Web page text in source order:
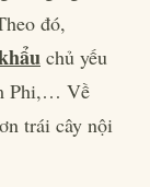
đó,
chủ yếu
Phi,… Về
trái cây nội